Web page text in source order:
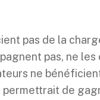
pas de la
pas, ne les
ne
permettrait de